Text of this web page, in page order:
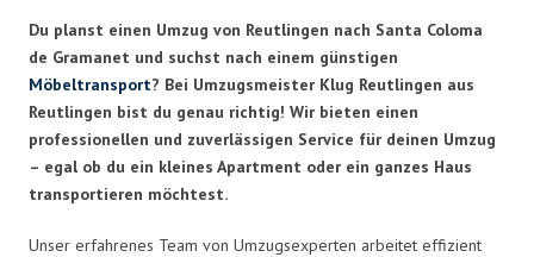
Du planst einen Umzug von Reutlingen nach Santa Coloma
de Gramanet und suchst nach einem günstigen
Möbeltransport? Bei Umzugsmeister Klug Reutlingen aus
Reutlingen bist du genau richtig! Wir bieten einen
professionellen und zuverlässigen Service für deinen Umzug
– egal ob du ein kleines Apartment oder ein ganzes Haus
transportieren möchtest.
Unser erfahrenes Team von Umzugsexperten arbeitet effizient